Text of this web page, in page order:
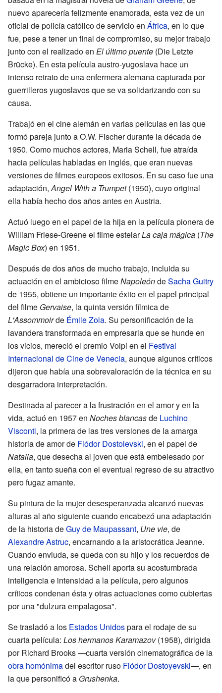
nuevo aparecería felizmente enamorada, esta vez de un
oficial de policía católico de servicio en África, en lo que
fue, pese a tener un final de compromiso, su mejor trabajo
junto con el realizado en El último puente (Die Letzte
Brücke). En esta película austro-yugoslava hace un
intenso retrato de una enfermera alemana capturada por
guerrilleros yugoslavos que se va solidarizando con su
causa.
Trabajó en el cine alemán en varias películas en las que
formó pareja junto a O.W. Fischer durante la década de
1950. Como muchos actores, Maria Schell, fue atraída
hacia películas habladas en inglés, que eran nuevas
versiones de filmes europeos exitosos. En su caso fue una
adaptación,Angel With a Trumpet(1950), cuyo original
ella había hecho dos años antes en Austria.
Actuó luego en el papel de la hija en la película pionera de
William Friese-Greene el filme estelarLa caja mágica (The
Magic Box) en 1951.
Después de dos años de mucho trabajo, incluida su
actuación en el ambicioso filmeNapoleóndeSacha Guitry
de 1955, obtiene un importante éxito en el papel principal
del filme Gervaise, la quinta versión fílmica de
L'Assommoirde Émile Zola. Su personificación de la
lavandera transformada en empresaria que se hunde en
los vicios, mereció el premio Volpi en el Festival
Internacional de Cine de Venecia, aunque algunos críticos
dijeron que había una sobrevaloración de la técnica en su
desgarradora interpretación.
Destinada al parecer a la frustración en el amor y en la
vida, actuó en 1957 en Noches blancasde Luchino
Visconti, la primera de las tres versiones de la amarga
historia de amor de Fiódor Dostoievski, en el papel de
Natalia, que desecha al joven que está embelesado por
ella, en tanto sueña con el eventual regreso de su atractivo
pero fugaz amante.
Su pintura de la mujer desesperanzada alcanzó nuevas
alturas al año siguiente cuando encabezó una adaptación
de la historia deGuy de Maupassant, Une vie, de
Alexandre Astruc, encarnando a la aristocrática Jeanne.
Cuando enviuda, se queda con su hijo y los recuerdos de
una relación amorosa. Schell aporta su acostumbrada
inteligencia e intensidad a la película, pero algunos
críticos condenan ésta y otras actuaciones como cubiertas
por una "dulzura empalagosa".
Se trasladó a los Estados Unidospara el rodaje de su
cuarta película: Los hermanos Karamazov(1958), dirigida
por Richard Brooks —cuarta versión cinematográfica de la
obra homónimadel escritor ruso Fiódor Dostoyevski—, en
la que personificó a Grushenka.